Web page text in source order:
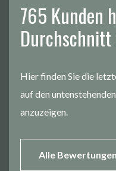
765 Kunden
Hier finden Sie die
auf den
anzuzeigen.
Alle